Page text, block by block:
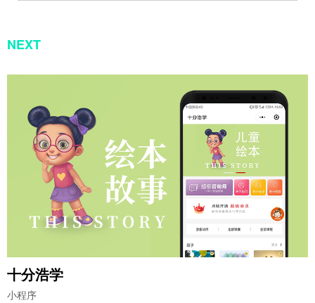
NEXT
十分浩学
小程序